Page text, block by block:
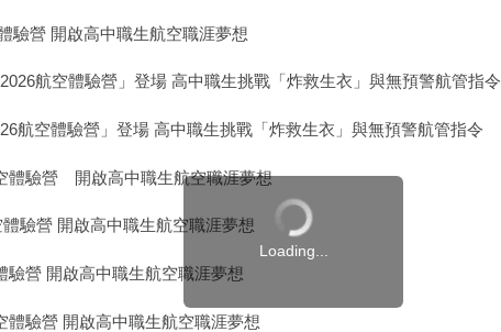
驗營 開啟高中職生航空職涯夢想
航空體驗營」登場 高中職生挑戰「炸救生衣」與無預警航管指令
航空體驗營」登場 高中職生挑戰「炸救生衣」與無預警航管指令
體驗營 開啟高中職生航空職涯夢想
驗營 開啟高中職生航空職涯夢想
驗營 開啟高中職生航空職涯夢想
體驗營 開啟高中職生航空職涯夢想
Loading...